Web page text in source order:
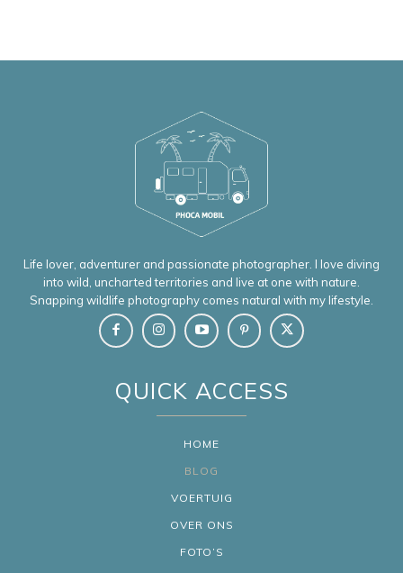
Life lover, adventurer and passionate photographer. I love diving
into wild, uncharted territories and live at one with nature.
Snapping wildlife photography comes natural with my lifestyle.
QUICK ACCESS
HOME
BLOG
VOERTUIG
OVER ONS
FOTO’S